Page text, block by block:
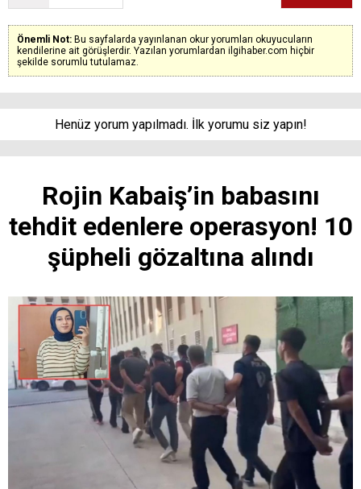
Önemli Not: Bu sayfalarda yayınlanan okur yorumları okuyucuların
kendilerine ait görüşlerdir. Yazılan yorumlardan ilgihaber.com hiçbir
şekilde sorumlu tutulamaz.
Henüz yorum yapılmadı. İlk yorumu siz yapın!
Rojin Kabaiş’in babasını
tehdit edenlere operasyon! 10
şüpheli gözaltına alındı